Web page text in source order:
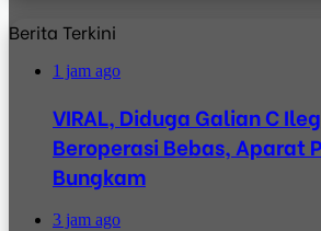
Berita Terkini
1 jam ago
VIRAL, Diduga Galian C
Beroperasi Bebas, Aparat
Bungkam
3 jam ago